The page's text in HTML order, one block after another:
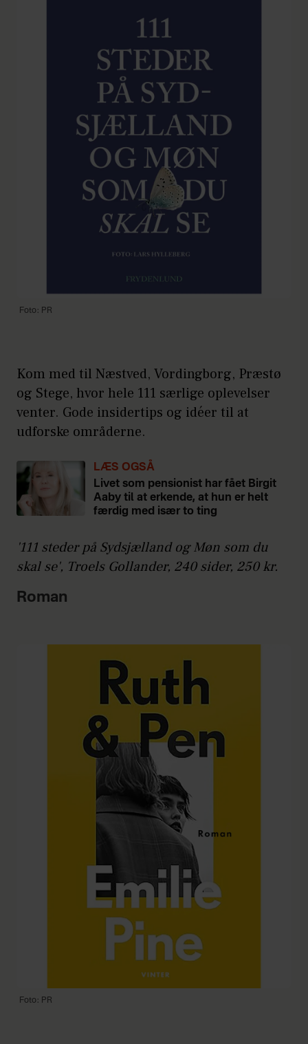
Foto: PR
Kom med til Næstved, Vordingborg, Præstø
og Stege, hvor hele 111 særlige oplevelser
venter. Gode insidertips og idéer til at
udforske områderne.
LÆS OGSÅ
Livet som pensionist har fået Birgit
Aaby til at erkende, at hun er helt
færdig med især to ting
'111 steder på Sydsjælland og Møn som du
skal se', Troels Gollander, 240 sider, 250 kr.
Roman
Foto: PR